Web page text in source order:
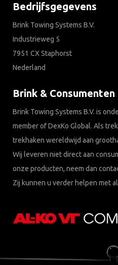
Bedrijfsgegevens
Brink Towing Systems B.V.
Industrieweg 5
7951 CX Staphorst
Nederland
Brink & Consumenten
Brink Towing Systems B.V. is
member of DexKo Global. Als
trekhaken wereldwijd aan
Wij leveren niet direct aan
onze producten, neem dan
Zij kunnen u verder helpen met